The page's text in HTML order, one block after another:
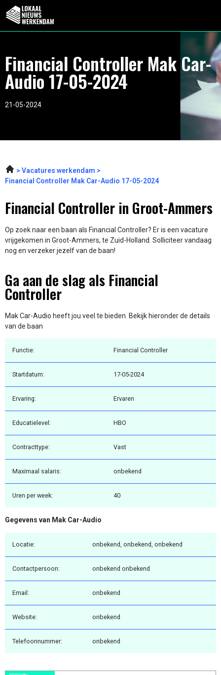
Financial Controller Mak Car-
Audio 17-05-2024
21-05-2024
Vacatures werkendam
Financial Controller Mak Car-Audio 17-05-2024
Financial Controller in Groot-Ammers
Op zoek naar een baan als Financial Controller? Er is een vacature
vrijgekomen in Groot-Ammers, te Zuid-Holland. Solliciteer vandaag
nog en verzeker jezelf van de baan!
Ga aan de slag als Financial
Controller
Mak Car-Audio heeft jou veel te bieden. Bekijk hieronder de details
van de baan
Functie: Financial Controller
Startdatum: 17-05-2024
Ervaring: Ervaren
Educatielevel: HBO
Contracttype: Vast
Maximaal salaris: onbekend
Uren per week: 40
Gegevens van Mak Car-Audio
Locatie: onbekend, onbekend, onbekend
Contactpersoon: onbekend onbekend
Email: onbekend
Website: onbekend
Telefoonnummer: onbekend